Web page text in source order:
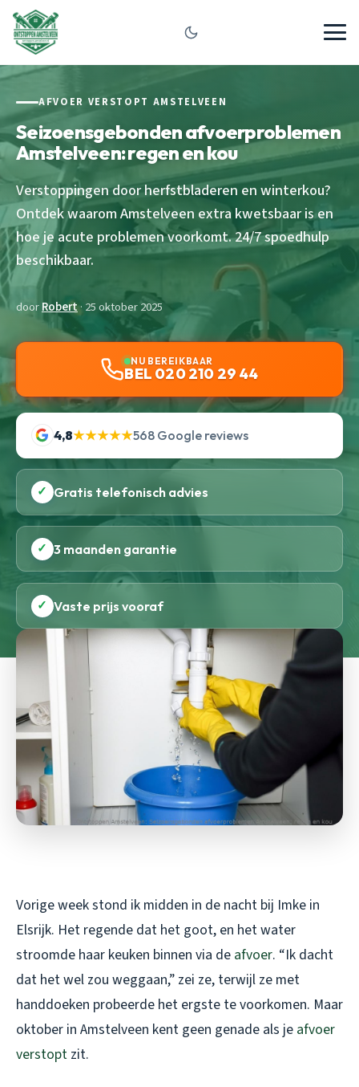
AFVOER VERSTOPT AMSTELVEEN
Seizoensgebonden afvoerproblemen
Amstelveen: regen en kou
Verstoppingen door herfstbladeren en winterkou?
Ontdek waarom Amstelveen extra kwetsbaar is en
hoe je acute problemen voorkomt. 24/7 spoedhulp
beschikbaar.
doorRobert· 25 oktober 2025
NU BEREIKBAAR
BEL 020 210 29 44
4,8★★★★★568 Google reviews
✓ Gratis telefonisch advies
✓ 3 maanden garantie
✓ Vaste prijs vooraf
Vorige week stond ik midden in de nacht bij Imke in
Elsrijk. Het regende dat het goot, en het water
stroomde haar keuken binnen via de afvoer. “Ik dacht
dat het wel zou weggaan,” zei ze, terwijl ze met
handdoeken probeerde het ergste te voorkomen. Maar
oktober in Amstelveen kent geen genade als je afvoer
verstopt zit.